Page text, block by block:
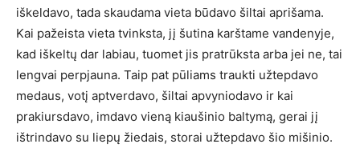
iškeldavo, tada skaudama vieta būdavo šiltai aprišama.
Kai pažeista vieta tvinksta, jį šutina karštame vandenyje,
kad iškeltų dar labiau, tuomet jis pratrūksta arba jei ne, tai
lengvai perpjauna. Taip pat pūliams traukti užtepdavo
medaus, votį aptverdavo, šiltai apvyniodavo ir kai
prakiursdavo, imdavo vieną kiaušinio baltymą, gerai jį
ištrindavo su liepų žiedais, storai užtepdavo šio mišinio.